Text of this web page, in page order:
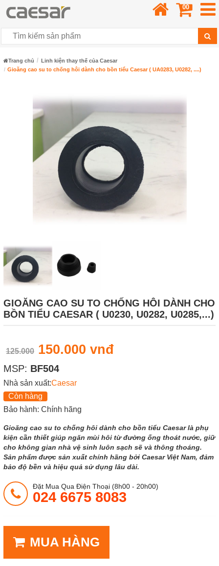
00
Trang chủ
Linh kiện thay thế của Caesar
Gioăng cao su to chống hôi dành cho bồn tiểu Caesar ( UA0283, U0282, ....)
GIOĂNG CAO SU TO CHỐNG HÔI DÀNH CHO
BỒN TIỂU CAESAR ( U0230, U0282, U0285,...)
125.000 150.000 vnđ
MSP: BF504
Nhà sản xuất:Caesar
Còn hàng
Bảo hành: Chính hãng
Gioăng cao su to chống hôi dành cho bồn tiểu Caesar là phụ
kiện cần thiết giúp ngăn mùi hôi từ đường ống thoát nước, giữ
cho không gian nhà vệ sinh luôn sạch sẽ và thông thoáng.
Sản phẩm được sản xuất chính hãng bởi Caesar Việt Nam, đảm
bảo độ bền và hiệu quả sử dụng lâu dài.
Đặt Mua Qua Điện Thoại (8h00 - 20h00)
024 6675 8083
MUA HÀNG